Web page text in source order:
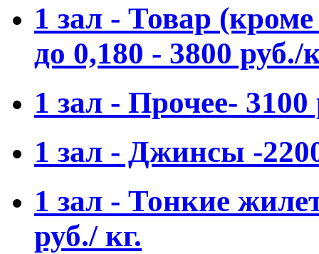
1 зал - Товар
до 0,180 - 3800 руб./
1 зал - Прочее- 3100
1 зал - Джинсы -
1 зал - Тонкие
руб./ кг.